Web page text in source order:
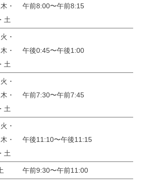
・
土
午前8:00〜午前8:15
・
・
土
午後0:45〜午後1:00
・
・
土
午前7:30〜午前7:45
・
・
土
午後11:10〜午後11:15
午前9:30〜午前11:00